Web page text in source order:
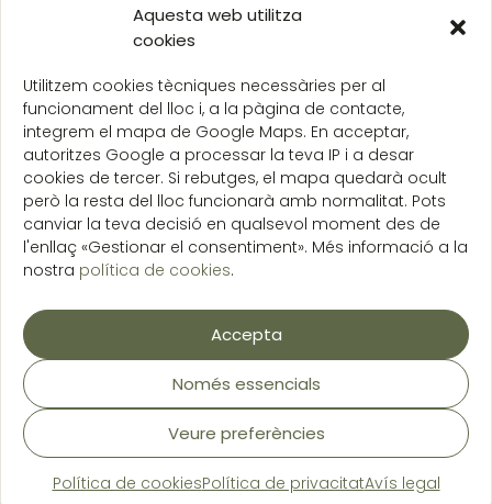
Aquesta web utilitza
cookies
Utilitzem cookies tècniques necessàries per al
funcionament del lloc i, a la pàgina de contacte,
integrem el mapa de Google Maps. En acceptar,
autoritzes Google a processar la teva IP i a desar
cookies de tercer. Si rebutges, el mapa quedarà ocult
però la resta del lloc funcionarà amb normalitat. Pots
canviar la teva decisió en qualsevol moment des de
l'enllaç «Gestionar el consentiment». Més informació a la
nostra política de cookies.
Accepta
Només essencials
Veure preferències
Política de cookiesPolítica de privacitatAvís legal
© 2026 ALFO.CAT Avís legal
Raquel Martí Audí (alfo.cat) ha estat beneficiària de les ajudes del Programa Kit Digital,
finançat per la Unió Europea — NextGenerationEU. Aquesta ajuda forma part del Pla de
Recuperació, Transformació i Resiliència, gestionat per Red.es.